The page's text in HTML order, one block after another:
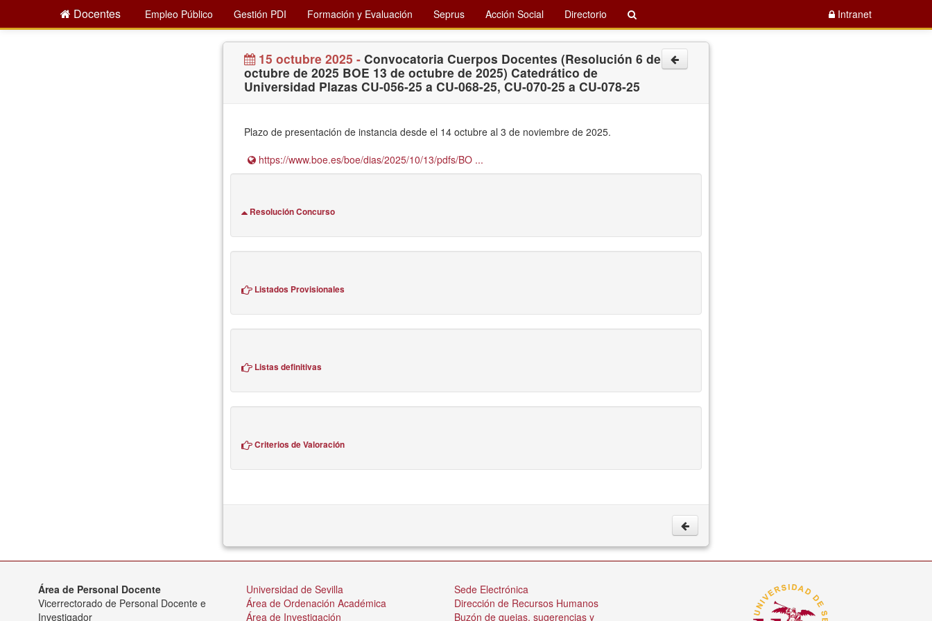
Docentes Intranet
Empleo Público Gestión PDI Formación y Evaluación Seprus Acción Social Directorio
15 octubre 2025 - Convocatoria Cuerpos Docentes (Resolución 6 de
octubre de 2025 BOE 13 de octubre de 2025) Catedrático de
Universidad Plazas CU-056-25 a CU-068-25, CU-070-25 a CU-078-25
Plazo de presentación de instancia desde el 14 octubre al 3 de noviembre de 2025.
https://www.boe.es/boe/dias/2025/10/13/pdfs/BO ...
Resolución Concurso
Listados Provisionales
Listas definitivas
Criterios de Valoración
Área de Personal Docente
Vicerrectorado de Personal Docente e
Investigador
Universidad de Sevilla
Área de Ordenación Académica
Área de Investigación
Sede Electrónica
Dirección de Recursos Humanos
Buzón de quejas, sugerencias y